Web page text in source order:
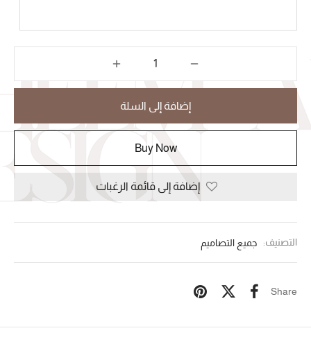
إضافة إلى السلة
Buy Now
إضافة إلى قائمة الرغبات
التصنيف: جميع التصاميم
Share